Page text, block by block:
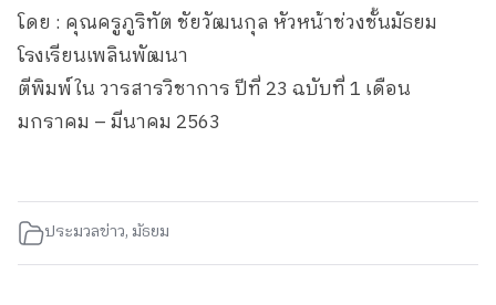
โดย : คุณครูภูริทัต ชัยวัฒนกุล หัวหน้าช่วงชั้นมัธยม
โรงเรียนเพลินพัฒนา
ตีพิมพ์ใน วารสารวิชาการ ปีที่ 23 ฉบับที่ 1 เดือน
มกราคม – มีนาคม 2563
ประมวลข่าว, มัธยม